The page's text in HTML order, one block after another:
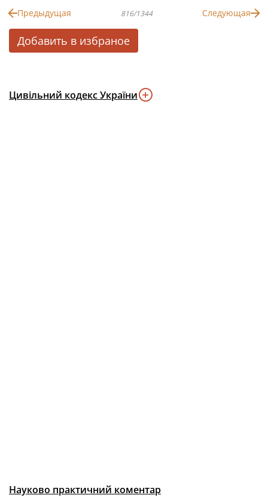
Предыдущая 816/1344 Следующая
Добавить в избраное
Цивільний кодекс України
Науково практичний коментар